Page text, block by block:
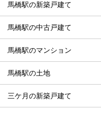
馬橋駅の新築戸建て
馬橋駅の中古戸建て
馬橋駅のマンション
馬橋駅の土地
三ケ月の新築戸建て